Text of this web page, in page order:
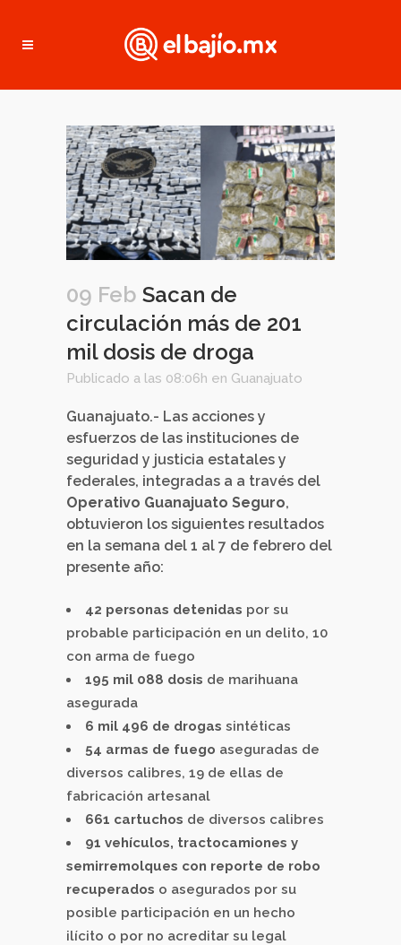
09 Feb Sacan de
circulación más de 201
mil dosis de droga
Publicado a las 08:06h en Guanajuato
Guanajuato.- Las acciones y
esfuerzos de las instituciones de
seguridad y justicia estatales y
federales, integradas a a través del
Operativo Guanajuato Seguro,
obtuvieron los siguientes resultados
en la semana del 1 al 7 de febrero del
presente año:
42 personas detenidas por su
probable participación en un delito, 10
con arma de fuego
195 mil 088 dosis de marihuana
asegurada
6 mil 496 de drogas sintéticas
54 armas de fuego aseguradas de
diversos calibres, 19 de ellas de
fabricación artesanal
661 cartuchos de diversos calibres
91 vehículos, tractocamiones y
semirremolques con reporte de robo
recuperados o asegurados por su
posible participación en un hecho
ilícito o por no acreditar su legal